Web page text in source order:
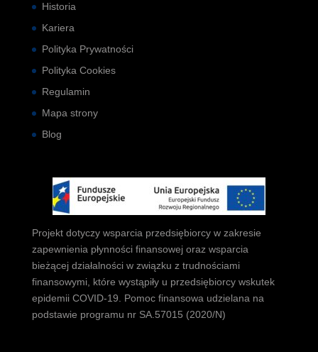
Historia
Kariera
Polityka Prywatności
Polityka Cookies
Regulamin
Mapa strony
Blog
Projekt dotyczy wsparcia przedsiębiorcy w zakresie
zapewnienia płynności finansowej oraz wsparcia
bieżącej działalności w związku z trudnościami
finansowymi, które wystąpiły u przedsiębiorcy wskutek
epidemii COVID-19. Pomoc finansowa udzielana na
podstawie programu nr SA.57015 (2020/N)